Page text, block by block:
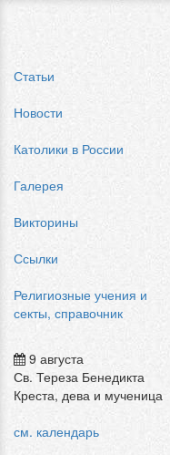
Статьи
Новости
Католики в России
Галерея
Викторины
Ссылки
Религиозные учения и
секты, справочник
9 августа
Св. Тереза Бенедикта
Креста, дева и мученица
см. календарь